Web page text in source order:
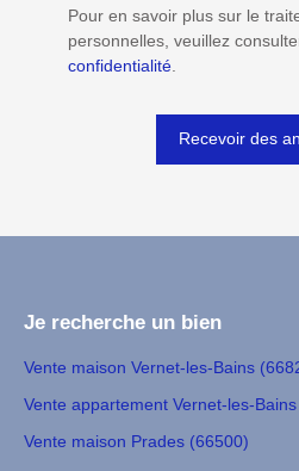
Pour en savoir plus sur le
personnelles, veuillez
confidentialité
Recevoir des
Je recherche un bien
Vente maison Vernet-les-Bains
Vente appartement Vernet-les-
Vente maison Prades (66500)